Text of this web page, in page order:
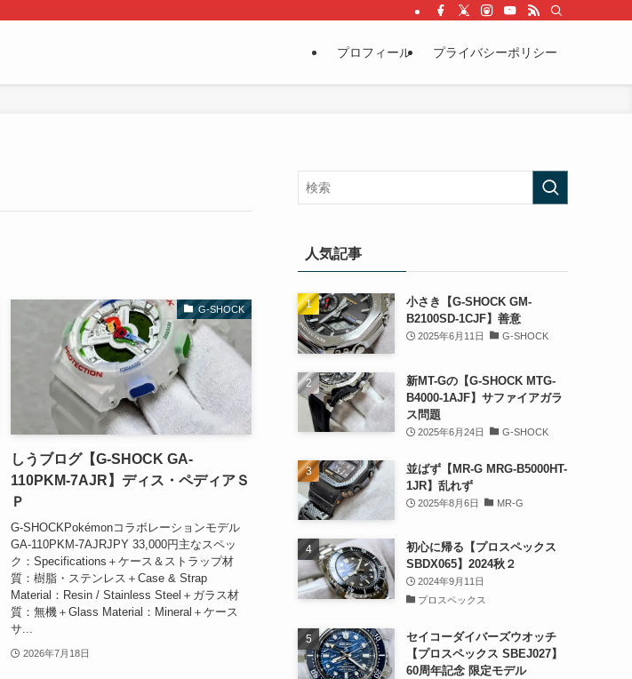
プロフィール プライバシーポリシー
G-SHOCK
しうブログ【G-SHOCK GA-
110PKM-7AJR】ディス・ペディアＳ
Ｐ
G-SHOCKPokémonコラボレーションモデル
GA-110PKM-7AJRJPY 33,000円主なスペッ
ク：Specifications＋ケース＆ストラップ材
質：樹脂・ステンレス＋Case & Strap
Material：Resin / Stainless Steel＋ガラス材
質：無機＋Glass Material：Mineral＋ケース
サ...
2026年7月18日
人気記事
小さき【G-SHOCK GM-
B2100SD-1CJF】善意
2025年6月11日 G-SHOCK
新MT-Gの【G-SHOCK MTG-
B4000-1AJF】サファイアガラ
ス問題
2025年6月24日 G-SHOCK
並ばず【MR-G MRG-B5000HT-
1JR】乱れず
2025年8月6日 MR-G
初心に帰る【プロスペックス
SBDX065】2024秋２
2024年9月11日
プロスペックス
セイコーダイバーズウオッチ
【プロスペックス SBEJ027】
60周年記念 限定モデル